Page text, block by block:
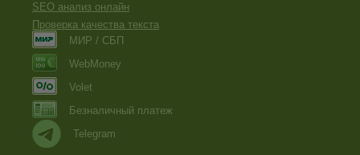
SEO анализ онлайн
Проверка качества текста
МИР / СБП
WebMoney
Volet
Безналичный платеж
Telegram